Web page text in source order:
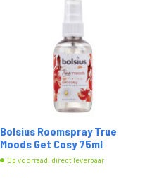
Bolsius Roomspray True
Moods Get Cosy 75ml
Op voorraad: direct leverbaar